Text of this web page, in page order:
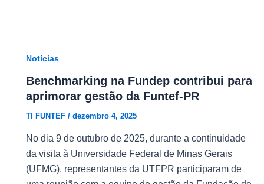
Notícias
Benchmarking na Fundep contribui para
aprimorar gestão da Funtef-PR
TI FUNTEF / dezembro 4, 2025
No dia 9 de outubro de 2025, durante a continuidade
da visita à Universidade Federal de Minas Gerais
(UFMG), representantes da UTFPR participaram de